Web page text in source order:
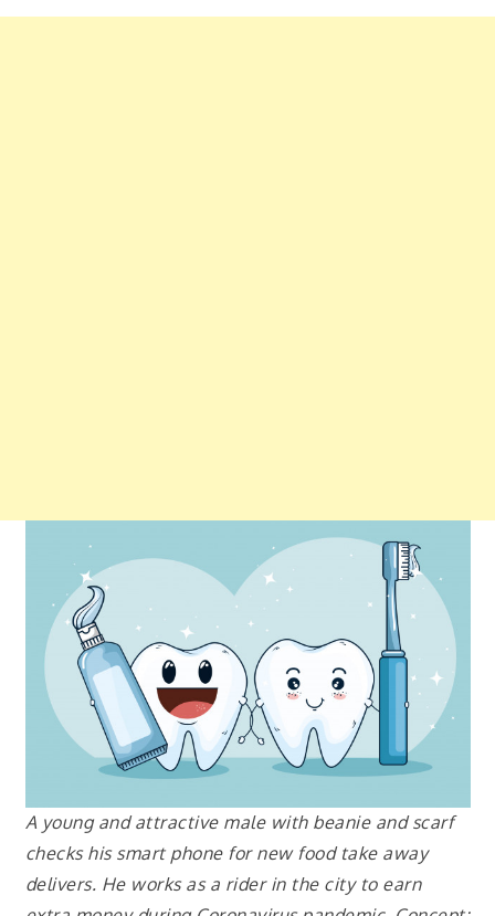
A young and attractive male with beanie and scarf
checks his smart phone for new food take away
delivers. He works as a rider in the city to earn